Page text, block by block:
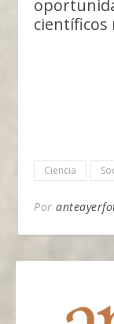
científicos
Ciencia
Por